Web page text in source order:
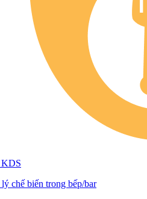
chế biến trong bếp/bar